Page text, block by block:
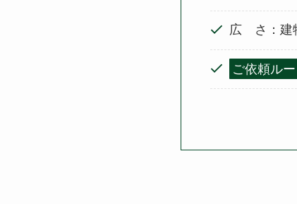
広 さ：建
ご依頼ルー